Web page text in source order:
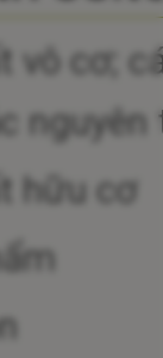
vô cơ;
hữu cơ